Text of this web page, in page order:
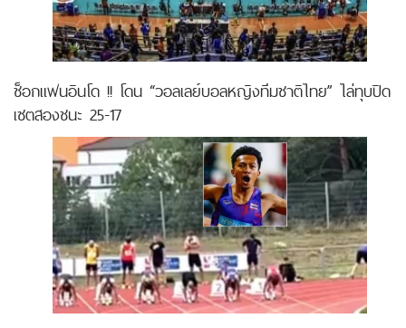
ช็อกแฟนอินโด !! โดน “วอลเลย์บอลหญิงทีมชาติไทย” ไล่ทุบปิด
เซตสองชนะ 25-17